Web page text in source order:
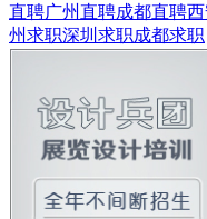
直聘广州直聘成都直聘
州求职深圳求职成都求职